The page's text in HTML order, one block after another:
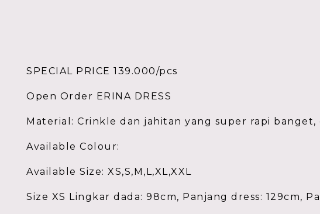
SPECIAL PRICE 139.000/pcs
Open Order ERINA DRESS
Material: Crinkle dan jahitan yang super rapi
Available Colour:
Available Size: XS,S,M,L,XL,XXL
Size XS Lingkar dada: 98cm, Panjang dress: 129cm,